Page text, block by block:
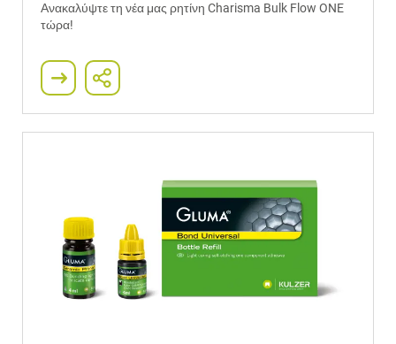
Ανακαλύψτε τη νέα μας ρητίνη Charisma Bulk Flow ONE
τώρα!